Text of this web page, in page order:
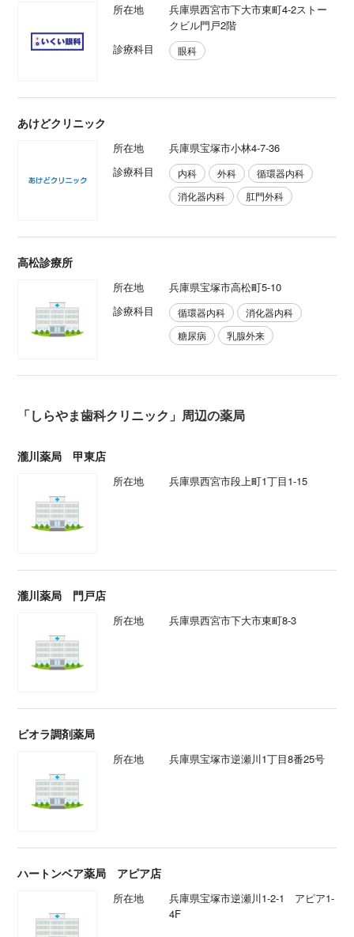
所在地
兵庫県西宮市下大市東町4-2ストー
クビル門戸2階
診療科目
眼科
あけどクリニック
所在地
兵庫県宝塚市小林4-7-36
診療科目
内科 外科
循環器内科
消化器内科
肛門外科
高松診療所
所在地
兵庫県宝塚市高松町5-10
診療科目
循環器内科
消化器内科
糖尿病
乳腺外来
「しらやま歯科クリニック」周辺の薬局
瀧川薬局 甲東店
所在地 兵庫県西宮市段上町1丁目1-15
瀧川薬局 門戸店
所在地 兵庫県西宮市下大市東町8-3
ビオラ調剤薬局
所在地 兵庫県宝塚市逆瀬川1丁目8番25号
ハートンベア薬局 アピア店
所在地
兵庫県宝塚市逆瀬川1-2-1 アピア1-
4F